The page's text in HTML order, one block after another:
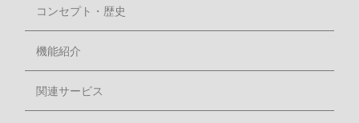
コンセプト・歴史
機能紹介
関連サービス